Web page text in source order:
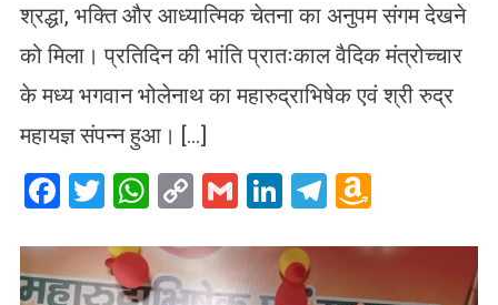
श्रद्धा, भक्ति और आध्यात्मिक चेतना का अनुपम संगम देखने
को मिला। प्रतिदिन की भांति प्रातःकाल वैदिक मंत्रोच्चार
के मध्य भगवान भोलेनाथ का महारुद्राभिषेक एवं श्री रुद्र
महायज्ञ संपन्न हुआ। […]
Facebook
Twitter
WhatsApp
CopyGmailLinkedIn
Telegram
List